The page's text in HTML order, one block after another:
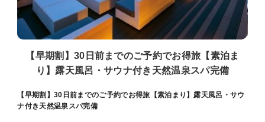
■ご宿泊料金は現地決済の場合、チェックイン時の前精算になりま
す。
■大阪府条例により、1人1泊あたり宿泊税（最大500円）を別途頂戴い
たします。
■1人1泊あたり150円の大阪市入湯税（小学生以下は不要）を別途頂戴
いたします。
■駐車場は有料でございます。ご予約制ではございません。
【早期割】30日前までのご予約でお得旅【素泊ま
り】露天風呂・サウナ付き天然温泉スパ完備
【早期割】30日前までのご予約でお得旅【素泊まり】露天風呂・サウ
ナ付き天然温泉スパ完備